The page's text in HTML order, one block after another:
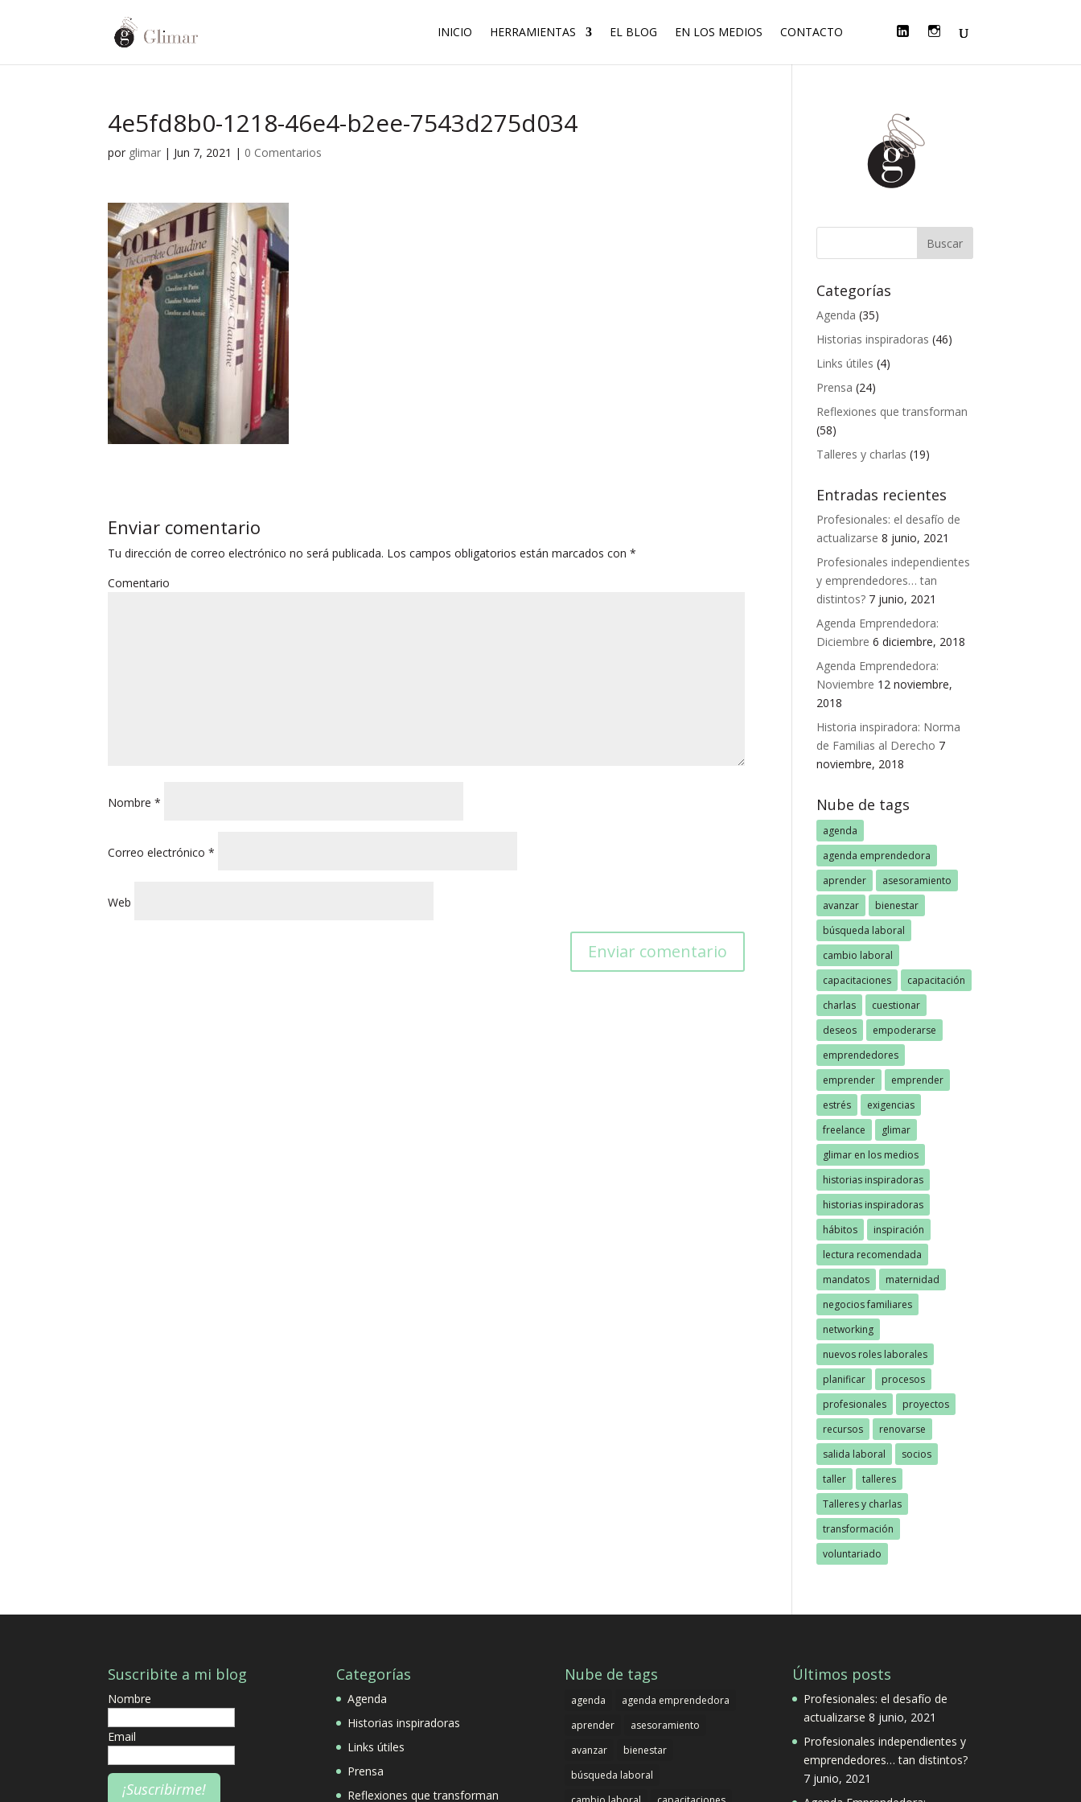
INICIO HERRAMIENTAS EL BLOG EN LOS MEDIOS CONTACTO
E T
L
I
K
I
N
T
4e5fd8b0-1218-46e4-b2ee-7543d275d034
por glimar | Jun 7, 2021 | 0 Comentarios
Enviar comentario
Tu dirección de correo electrónico no será publicada. Los campos obligatorios están marcados con*
Comentario
Nombre*
Correo electrónico*
Web
Categorías
Agenda (35)
Historias inspiradoras (46)
Links útiles (4)
Prensa (24)
Reflexiones que transforman
(58)
Talleres y charlas (19)
Entradas recientes
Profesionales: el desafío de
actualizarse 8 junio, 2021
Profesionales independientes
y emprendedores… tan
distintos? 7 junio, 2021
Agenda Emprendedora:
Diciembre 6 diciembre, 2018
Agenda Emprendedora:
Noviembre 12 noviembre,
2018
Historia inspiradora: Norma
de Familias al Derecho 7
noviembre, 2018
Nube de tags
agenda
agenda emprendedora
aprender
asesoramiento
avanzar
bienestar
búsqueda laboral
cambio laboral
capacitaciones
capacitación
charlas
cuestionar
deseos
empoderarse
emprendedores
emprender
emprender
estrés
exigencias
freelance
glimar
glimar en los medios
historias inspiradoras
historias inspiradoras
hábitos
inspiración
lectura recomendada
mandatos
maternidad
negocios familiares
networking
nuevos roles laborales
planificar
procesos
profesionales
proyectos
recursos
renovarse
salida laboral
socios
taller
talleres
Talleres y charlas
transformación
voluntariado
Suscribite a mi blog
Nombre
Email
Categorías
Agenda
Historias inspiradoras
Links útiles
Prensa
Reflexiones que transforman
Nube de tags
agenda
agenda emprendedora
aprender
asesoramiento
avanzar
bienestar
búsqueda laboral
Últimos posts
Profesionales: el desafío de
actualizarse 8 junio, 2021
Profesionales independientes y
emprendedores… tan distintos?
7 junio, 2021